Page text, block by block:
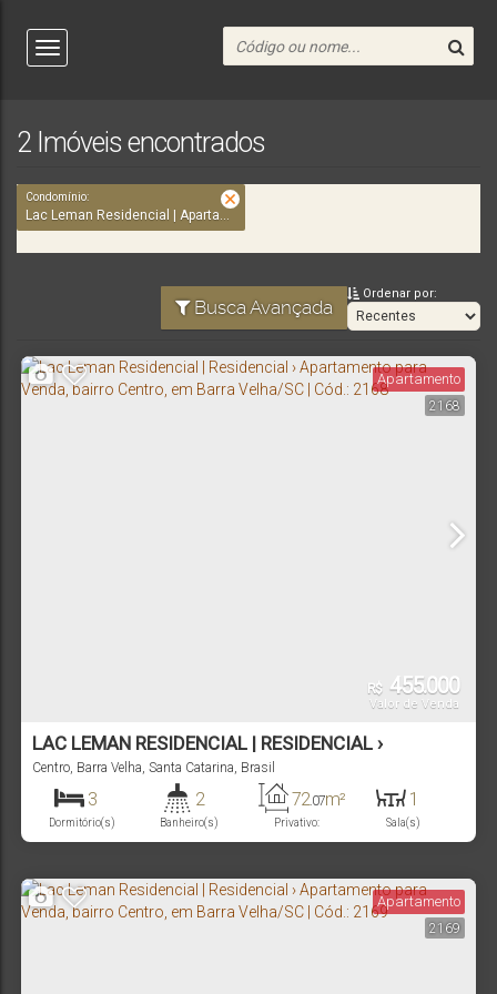
2 Imóveis encontrados
Condomínio:
Lac Leman Residencial | Apartamentos na praia, 3 dormitórios, Centro, Barra Velha, SC
Busca Avançada
Ordenar por:
2168
Apartamento
R$ 455.000
Valor de Venda
LAC LEMAN RESIDENCIAL | RESIDENCIAL ›
APARTAMENTO PARA VENDA, BAIRRO CENTRO, EM
BARRA VELHA/SC | CÓD.: 2168
Centro, Barra Velha, Santa Catarina, Brasil
3
Dormitório(s)
2
Banheiro(s) Privativo:
72 .07m² 1
Sala(s)
1 88 m² 1 750m
2169
Apartamento